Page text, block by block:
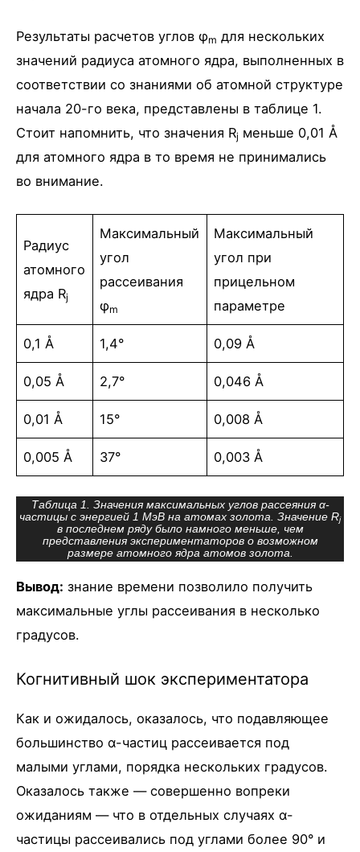
Результаты расчетов углов φm для нескольких
значений радиуса атомного ядра, выполненных в
соответствии со знаниями об атомной структуре
начала 20-го века, представлены в таблице 1.
Стоит напомнить, что значения Rj меньше 0,01 Å
для атомного ядра в то время не принимались
во внимание.
Радиус
атомного
ядра Rj
Максимальный
угол
рассеивания
φm
Максимальный
угол при
прицельном
параметре
0,1 Å 1,4° 0,09 Å
0,05 Å 2,7° 0,046 Å
0,01 Å 15° 0,008 Å
0,005 Å 37° 0,003 Å
Таблица 1. Значения максимальных углов рассеяния α-
частицы с энергией 1 МэВ на атомах золота. Значение Rj
в последнем ряду было намного меньше, чем
представления экспериментаторов о возможном
размере атомного ядра атомов золота.
Вывод: знание времени позволило получить
максимальные углы рассеивания в несколько
градусов.
Когнитивный шок экспериментатора
Как и ожидалось, оказалось, что подавляющее
большинство α-частиц рассеивается под
малыми углами, порядка нескольких градусов.
Оказалось также — совершенно вопреки
ожиданиям — что в отдельных случаях α-
частицы рассеивались под углами более 90° и